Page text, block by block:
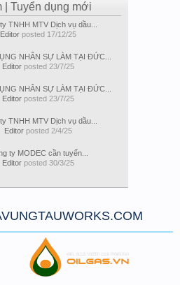
| Tuyển dụng mới
TNHH MTV Dịch vụ dầu...
Editor posted 17/12/25
NHÂN SỰ LÀM TẠI ĐỨC...
Editor posted 23/7/25
NHÂN SỰ LÀM TẠI ĐỨC...
Editor posted 23/7/25
TNHH MTV Dịch vụ dầu...
Editor posted 2/4/25
ty MODEC cần tuyển...
Editor posted 30/3/25